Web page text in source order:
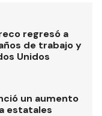
regresó a
de trabajo y
Unidos
un aumento
estatales